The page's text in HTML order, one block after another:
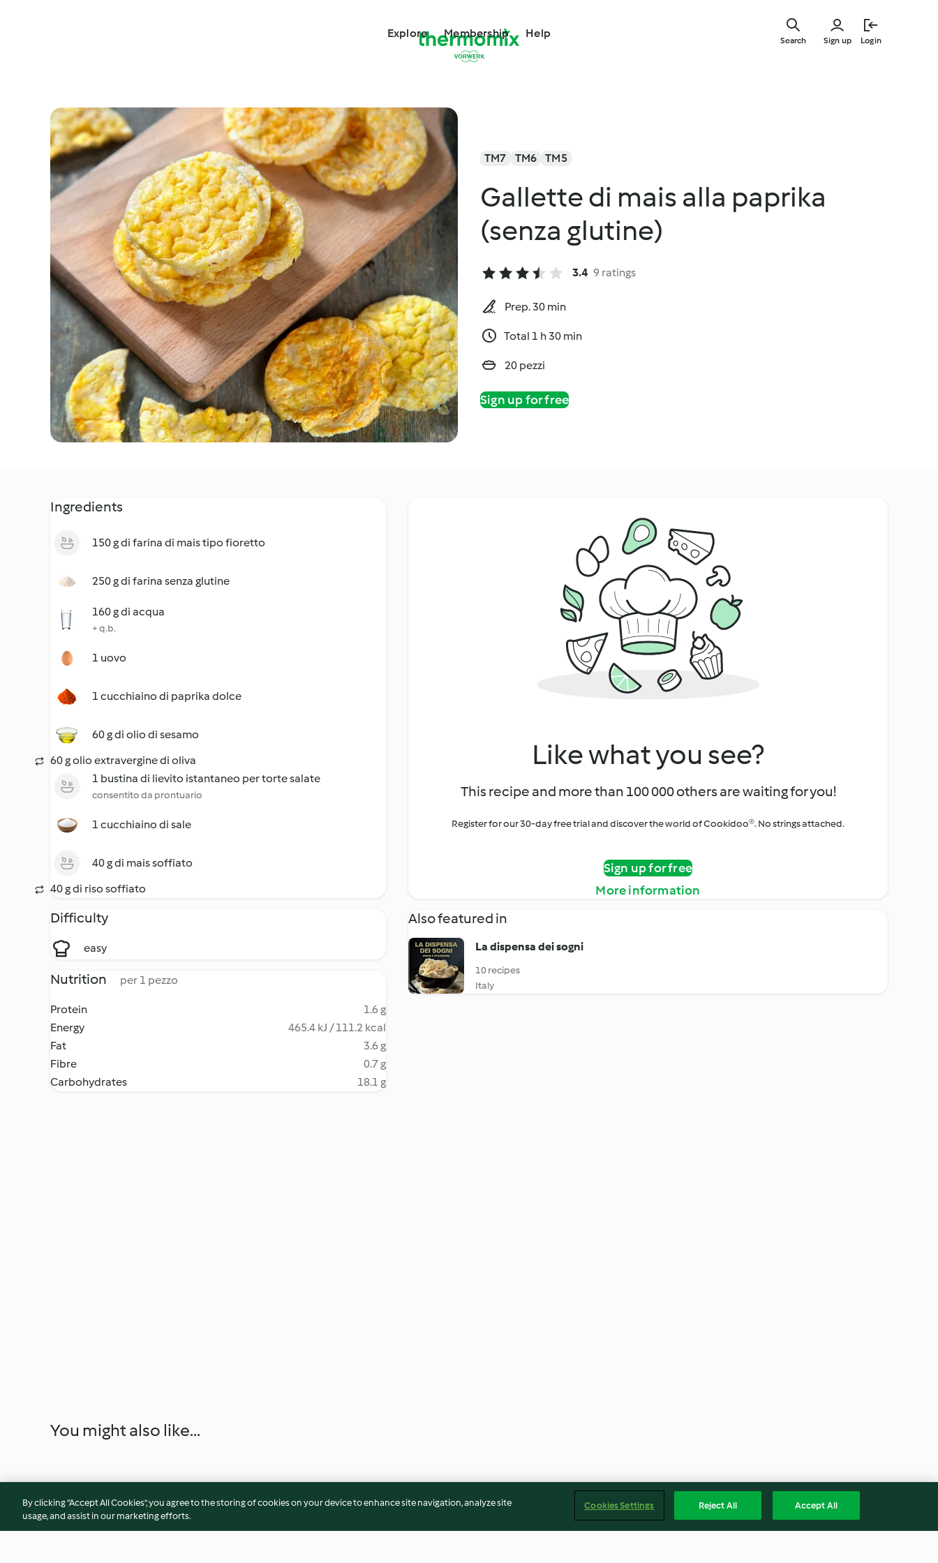
Explore Membership Help
Sign up Login
Search
TM7 TM6 TM5
Gallette di mais alla paprika
(senza glutine)
3.4 9 ratings
Prep. 30 min
Total 1 h 30 min
20 pezzi
Sign up for free
Ingredients
150 g di farina di mais tipo fioretto
250 g di farina senza glutine
160 g di acqua
+ q.b.
1 uovo
1 cucchiaino di paprika dolce
60 g di olio di sesamo
60 g olio extravergine di oliva
1 bustina di lievito istantaneo per torte salate
consentito da prontuario
1 cucchiaino di sale
40 g di mais soffiato
40 g di riso soffiato
Difficulty
easy
Nutrition per 1 pezzo
Protein
1.6 g
Energy
465.4 kJ / 111.2 kcal
Fat
3.6 g
Fibre
0.7 g
Carbohydrates
18.1 g
Like what you see?
This recipe and more than 100 000 others are waiting for you!
Register for our 30-day free trial and discover the world of Cookidoo®. No strings attached.
Sign up for free
More information
Also featured in
La dispensa dei sogni
10 recipes
Italy
You might also like...
By clicking “Accept All Cookies”, you agree to the storing of cookies on your device to enhance site navigation, analyze site
usage, and assist in our marketing efforts.
Cookies Settings Reject All Accept All